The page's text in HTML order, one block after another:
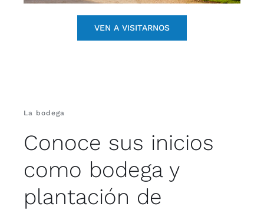
VEN A VISITARNOS
La bodega
Conoce sus inicios
como bodega y
plantación de